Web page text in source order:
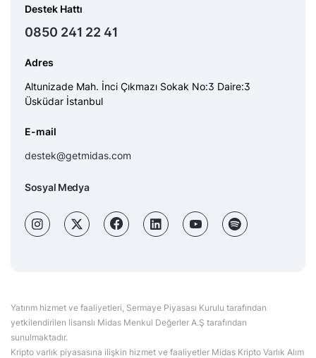
Destek Hattı
0850 241 22 41
Adres
Altunizade Mah. İnci Çıkmazı Sokak No:3 Daire:3
Üsküdar İstanbul
E-mail
destek@getmidas.com
Sosyal Medya
Yatırım hizmet ve faaliyetleri, Sermaye Piyasası Kurulu tarafından
yetkilendirilen lisanslı Midas Menkul Değerler A.Ş tarafından
sunulmaktadır.
Kripto varlık piyasasına ilişkin hizmet ve faaliyetler Midas Kripto Varlık Alım